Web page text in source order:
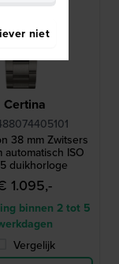
Certina
38 mm Zwitsers
automatisch ISO
duikhorloge
1.095,-
binnen 2 tot 5
Vergelijk
niet